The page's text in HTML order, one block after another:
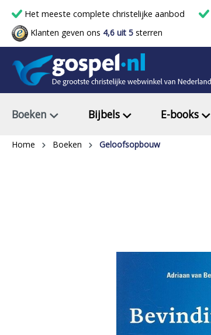
Het meeste complete christelijke aanbod
Klanten geven ons 4,6 uit 5 sterren
Boeken Bijbels E-books
Home Boeken Geloofsopbouw